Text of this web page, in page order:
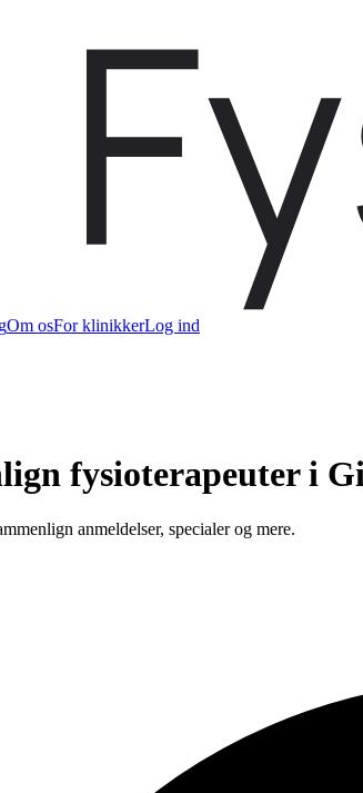
Om osFor klinikkerLog ind
fysioterapeuter i
anmeldelser, specialer og mere.